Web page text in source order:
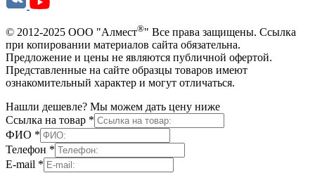
© 2012-2025 ООО "Алмест®" Все права защищены. Ссылка
при копировании материалов сайта обязательна.
Предложение и цены не являются публичной офертой.
Представленные на сайте образцы товаров имеют
ознакомительный характер и могут отличаться.
Нашли дешевле? Мы можем дать цену ниже
Ссылка на товар *
ФИО *
Телефон *
E-mail *